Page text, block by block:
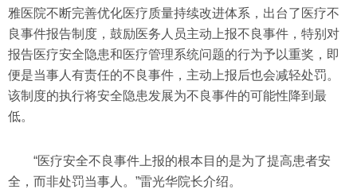
雅医院不断完善优化医疗质量持续改进体系，出台了医疗不
良事件报告制度，鼓励医务人员主动上报不良事件，特别对
报告医疗安全隐患和医疗管理系统问题的行为予以重奖，即
便是当事人有责任的不良事件，主动上报后也会减轻处罚。
该制度的执行将安全隐患发展为不良事件的可能性降到最
低。
“医疗安全不良事件上报的根本目的是为了提高患者安
全，而非处罚当事人。”雷光华院长介绍。